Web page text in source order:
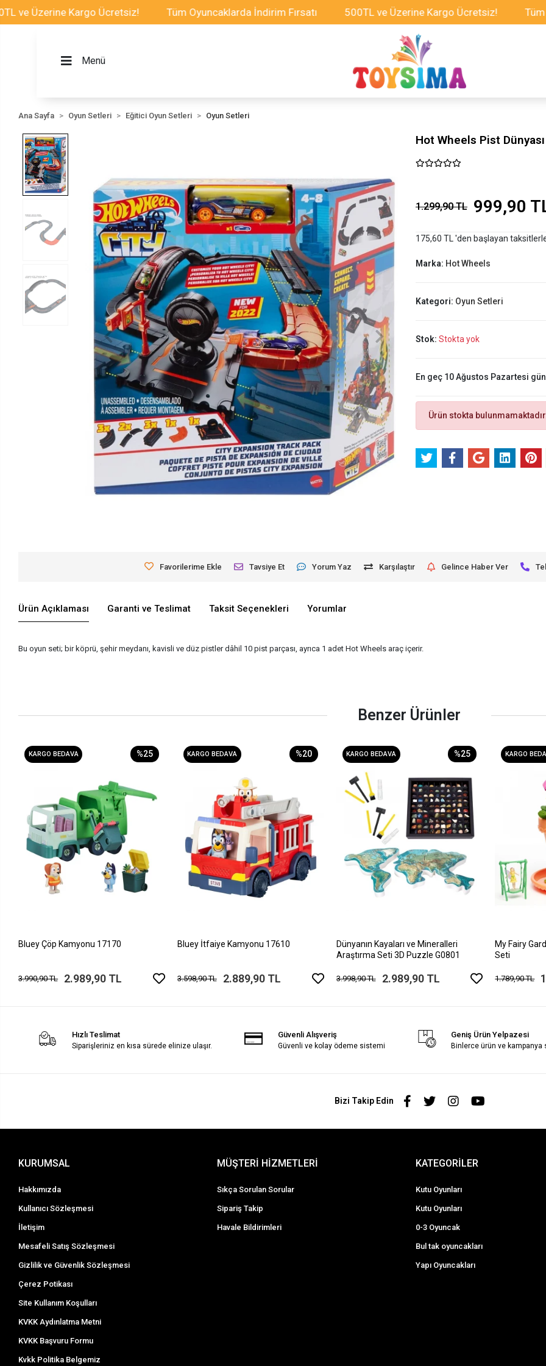
Kargo Ücretsiz! Tüm Oyuncaklarda İndirim Fırsatı 500TL ve Üzerine Kargo Ücretsiz! Tüm
Menü
Ana Sayfa Oyun Setleri Eğitici Oyun Setleri Oyun Setleri
Hot Wheels Pist
1.299,90 TL 999,90
175,60 TL 'den başlayan
Marka: Hot Wheels
Kategori: Oyun Setleri
Stok: Stokta yok
En geç 10 Ağustos Pazartesi
Ürün stokta bulunmamaktadır.
Favorilerime Ekle Tavsiye Et Yorum Yaz Karşılaştır Gelince Haber Ver
Ürün Açıklaması Garanti ve Teslimat Taksit Seçenekleri Yorumlar
Bu oyun seti; bir köprü, şehir meydanı, kavisli ve düz pistler dâhil 10 pist parçası, ayrıca 1 adet Hot Wheels araç içerir.
Benzer Ürünler
KARGO BEDAVA %25
Bluey Çöp Kamyonu 17170
3.990,90 TL 2.989,90 TL
KARGO BEDAVA %20
Bluey İtfaiye Kamyonu 17610
3.598,90 TL 2.889,90 TL
KARGO BEDAVA %25
Dünyanın Kayaları ve Mineralleri
Araştırma Seti 3D Puzzle G0801
3.998,90 TL 2.989,90 TL
KARGO
My Fairy
Seti
1.789,90 TL
Hızlı Teslimat
Siparişleriniz en kısa sürede elinize ulaşır.
Güvenli Alışveriş
Güvenli ve kolay ödeme sistemi
Geniş Ürün Yelpazesi
Binlerce ürün ve kampanya
Bizi Takip Edin
KURUMSAL
Hakkımızda
Kullanıcı Sözleşmesi
İletişim
Mesafeli Satış Sözleşmesi
Gizlilik ve Güvenlik Sözleşmesi
Çerez Potikası
Site Kullanım Koşulları
KVKK Aydınlatma Metni
KVKK Başvuru Formu
Kvkk Politika Belgemiz
MÜŞTERİ HİZMETLERİ
Sıkça Sorulan Sorular
Sipariş Takip
Havale Bildirimleri
KATEGORİLER
Kutu Oyunları
Kutu Oyunları
0-3 Oyuncak
Bul tak oyuncakları
Yapı Oyuncakları